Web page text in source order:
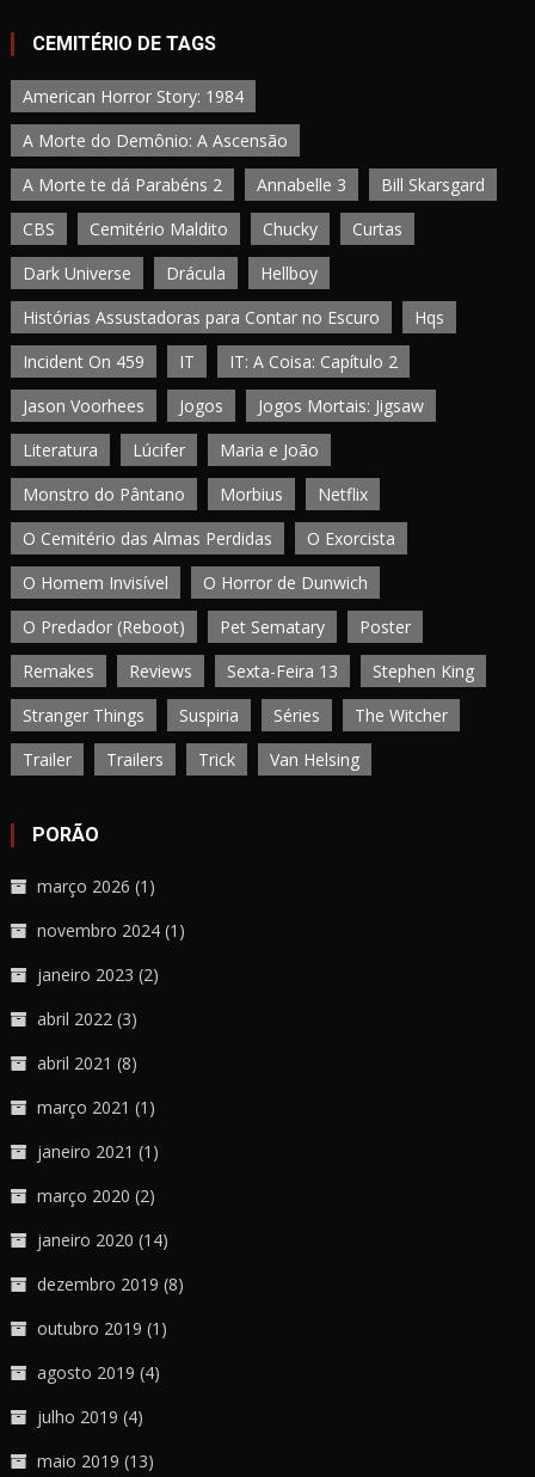
CEMITÉRIO DE TAGS
American Horror Story: 1984
A Morte do Demônio: A Ascensão
A Morte te dá Parabéns 2
Annabelle 3
Bill Skarsgard
CBS
Cemitério Maldito Chucky
Curtas
Dark Universe
Drácula
Hellboy
Histórias Assustadoras para Contar no Escuro
Hqs
Incident On 459
IT
IT: A Coisa: Capítulo 2
Jason Voorhees
Jogos
Jogos Mortais: Jigsaw
Literatura
Lúcifer
Maria e João
Monstro do Pântano
Morbius
Netflix
O Cemitério das Almas Perdidas
O Exorcista
O Homem Invisível
O Horror de Dunwich
O Predador (Reboot)
Pet Sematary
Poster
Remakes
Reviews Sexta-Feira 13
Stephen King
Stranger Things
Suspiria Séries
The Witcher
Trailer
Trailers Trick Van Helsing
PORÃO
março 2026 (1)
novembro 2024 (1)
janeiro 2023 (2)
abril 2022 (3)
abril 2021 (8)
março 2021 (1)
janeiro 2021 (1)
março 2020 (2)
janeiro 2020 (14)
dezembro 2019 (8)
outubro 2019 (1)
agosto 2019 (4)
julho 2019 (4)
maio 2019 (13)